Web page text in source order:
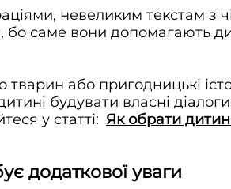
невеликим текстам з
саме вони допомагають
або пригодницькі
будувати власні
у статті: Як обрати
додаткової уваги